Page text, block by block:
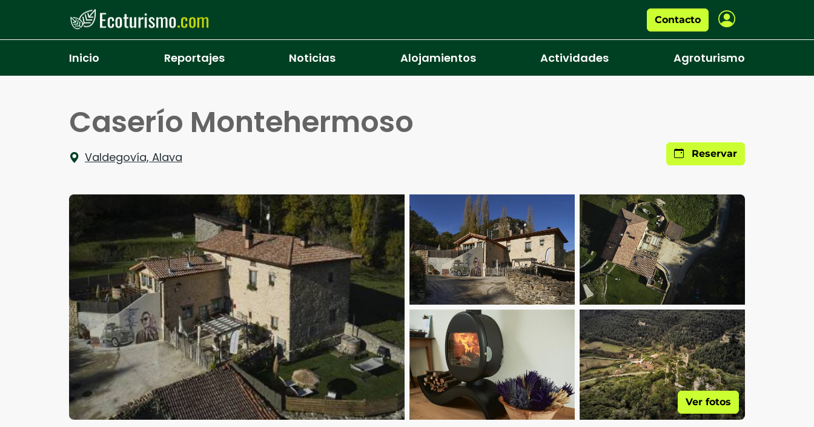
Pasar al contenido principal
Contacto
Inicio Reportajes Noticias Alojamientos Actividades Agroturismo
Caserío Montehermoso
Valdegovía, Alava Reservar
Ver fotos